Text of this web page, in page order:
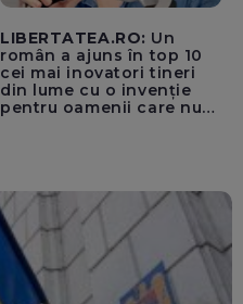
LIBERTATEA.RO: Un
român a ajuns în top 10
cei mai inovatori tineri
din lume cu o invenție
pentru oamenii care nu